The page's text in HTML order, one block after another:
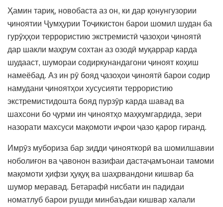
Ҳамин тариқ, новобаста аз он, ки дар қонунгузории
ҷиноятии Ҷумҳурии Тоҷикистон барои шомил шудан ба
гурӯҳҳои террористию экстремистӣ ҷазоҳои ҷиноятӣ
дар шакли маҳрум сохтан аз озодӣ муқаррар карда
шудааст, шумораи содиркунандагони ҷиноят коҳиш
намеёбад. Аз ин рӯ бояд ҷазоҳои ҷиноятӣ барои содир
намудани ҷиноятҳои хусусияти террористию
экстремистидошта бояд пурзӯр карда шавад ва
шахсони бо ҷурми ин ҷиноятҳо маҳкумгардида, зери
назорати махсуси мақомоти иҷрои ҷазо қарор гиранд.
Имрӯз мубориза бар зидди ҷинояткорӣ ва шомилшавии
ноболиғон ва ҷавонон вазифаи дастаҷамъонаи тамоми
мақомоти ҳифзи ҳуқуқ ва шаҳрвандони кишвар ба
шумор меравад. Бетарафӣ нисбати ин падидаи
номатлуб барои рушди минбаъдаи кишвар халали